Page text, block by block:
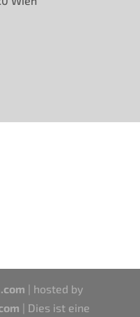
| hosted by
| Dies ist eine